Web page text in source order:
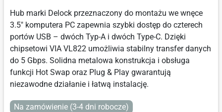
Hub marki Delock przeznaczony do montażu we wnęce
3.5" komputera PC zapewnia szybki dostęp do czterech
portów USB – dwóch Typ-A i dwóch Type-C. Dzięki
chipsetowi VIA VL822 umożliwia stabilny transfer danych
do 5 Gbps. Solidna metalowa konstrukcja i obsługa
funkcji Hot Swap oraz Plug & Play gwarantują
niezawodne działanie i łatwą instalację.
Na zamówienie (3-4 dni robocze)